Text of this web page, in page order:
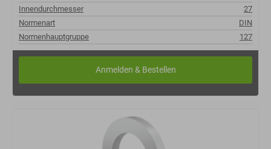
Innendurchmesser
27
Normenart
DIN
Normenhauptgruppe
127